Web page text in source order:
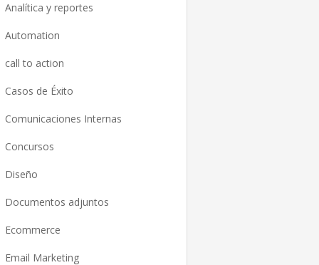
Analítica y reportes
Automation
call to action
Casos de Éxito
Comunicaciones Internas
Concursos
Diseño
Documentos adjuntos
Ecommerce
Email Marketing